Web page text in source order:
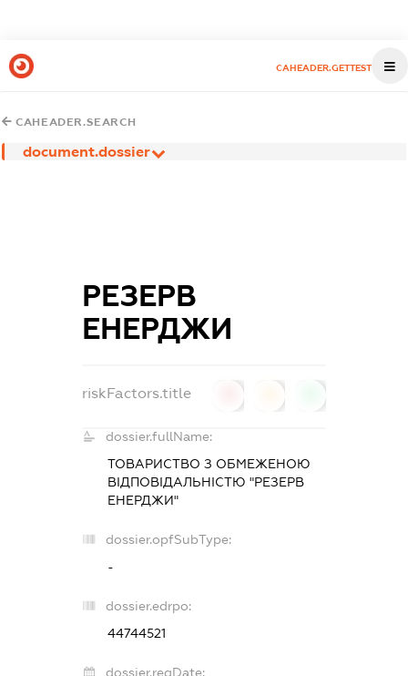
CAHEADER.GETTEST
CAHEADER.SEARCH
document.dossier
РЕЗЕРВ
ЕНЕРДЖИ
riskFactors.title
dossier.fullName:
ТОВАРИСТВО З ОБМЕЖЕНОЮ
ВІДПОВІДАЛЬНІСТЮ "РЕЗЕРВ
ЕНЕРДЖИ"
dossier.opfSubType:
-
dossier.edrpo:
44744521
dossier.regDate: